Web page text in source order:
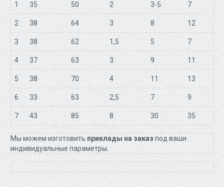
1 35 50 2 3-5 7
2 38 64 3 8 12
3 38 62 1,5 5 7
4 37 63 3 9 11
5 38 70 4 11 13
6 33 63 2,5 7 9
7 43 85 8 30 35
Мы можем изготовитьприклады на заказпод ваши
индивидуальные параметры.